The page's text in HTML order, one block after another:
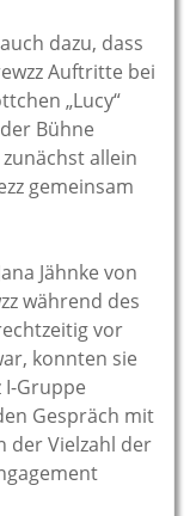
dazu, dass
Auftritte bei
„Lucy“
Bühne
allein
gemeinsam
Jähnke von
während des
vor
konnten sie
I-Gruppe
Gespräch mit
der Vielzahl der